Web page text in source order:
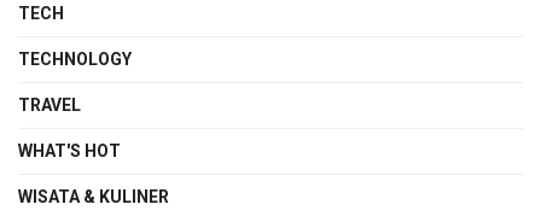
TECH
TECHNOLOGY
TRAVEL
WHAT'S HOT
WISATA & KULINER